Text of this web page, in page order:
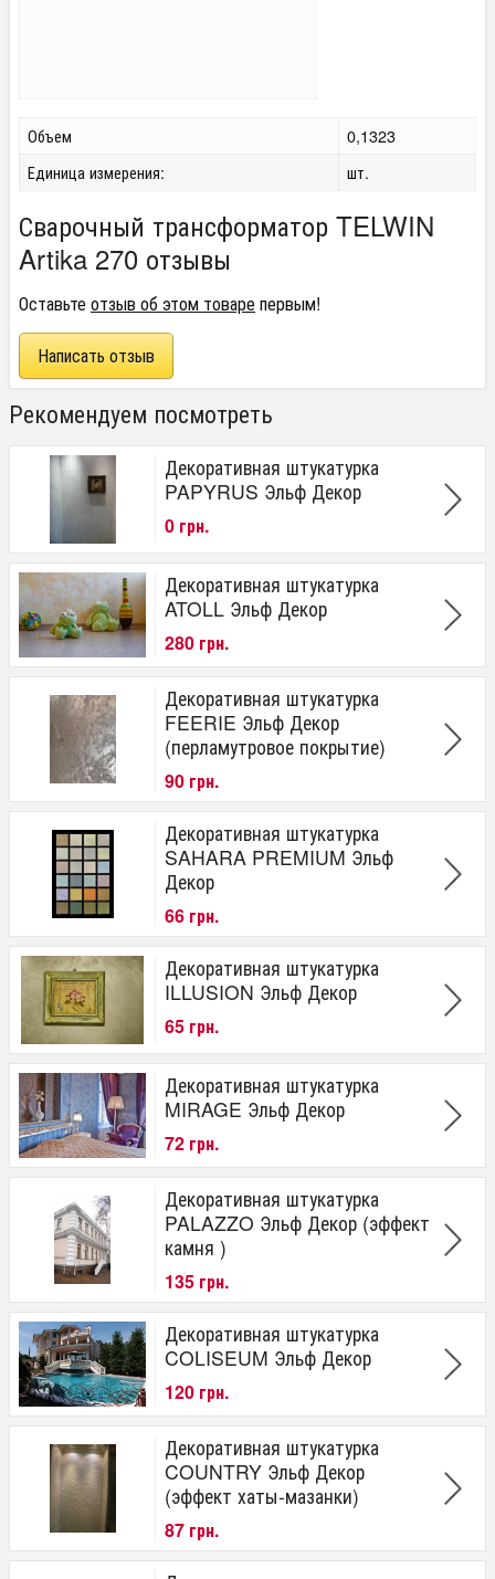
Объем
0,1323
Единица измерения:
шт.
Сварочный трансформатор TELWIN
Artika 270 отзывы
Оставьтеотзыв об этом товарепервым!
Написать отзыв
Рекомендуем посмотреть
Декоративная штукатурка
PAPYRUS Эльф Декор
0 грн.
Декоративная штукатурка
ATOLL Эльф Декор
280 грн.
Декоративная штукатурка
FEERIE Эльф Декор
(перламутровое покрытие)
90 грн.
Декоративная штукатурка
SAHARA PREMIUM Эльф
Декор
66 грн.
Декоративная штукатурка
ILLUSION Эльф Декор
65 грн.
Декоративная штукатурка
MIRAGE Эльф Декор
72 грн.
Декоративная штукатурка
PALAZZO Эльф Декор (эффект
камня )
135 грн.
Декоративная штукатурка
COLISEUM Эльф Декор
120 грн.
Декоративная штукатурка
COUNTRY Эльф Декор
(эффект хаты-мазанки)
87 грн.